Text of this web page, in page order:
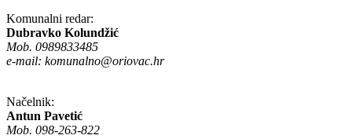
Komunalni redar:
Dubravko Kolundžić
Mob. 0989833485
e-mail: komunalno@oriovac.hr
Načelnik:
Antun Pavetić
Mob. 098-263-822